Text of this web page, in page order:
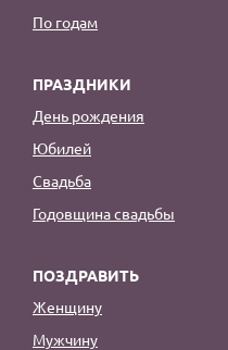
По годам
ПРАЗДНИКИ
День рождения
Юбилей
Свадьба
Годовщина свадьбы
ПОЗДРАВИТЬ
Женщину
Мужчину